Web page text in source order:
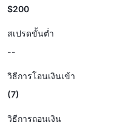
$200
สเปรดขั้นต่ำ
--
วิธีการโอนเงินเข้า
(7)
วิธีการถอนเงิน